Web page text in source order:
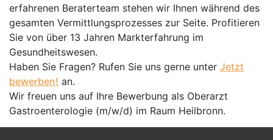
erfahrenen Beraterteam stehen wir Ihnen während des
gesamten Vermittlungsprozesses zur Seite. Profitieren
Sie von über 13 Jahren Markterfahrung im
Gesundheitswesen.
Haben Sie Fragen? Rufen Sie uns gerne unter Jetzt
bewerben! an.
Wir freuen uns auf Ihre Bewerbung als Oberarzt
Gastroenterologie (m/w/d) im Raum Heilbronn.